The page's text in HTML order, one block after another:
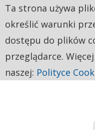
Ta strona używa
określić warunki
dostępu do plików
przeglądarce.
naszej: Polityce